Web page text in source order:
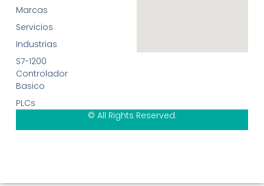
Marcas
Servicios
Industrias
S7-1200
Controlador
Basico
PLCs
© All Rights Reserved.